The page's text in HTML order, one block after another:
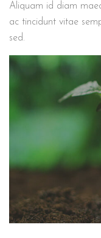
Aliquam id diam
ac tincidunt vitae
sed.